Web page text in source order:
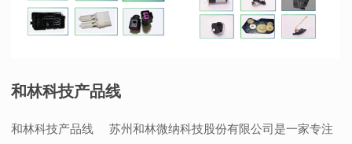
和林科技产品线
和林科技产品线 苏州和林微纳科技股份有限公司是一家专注